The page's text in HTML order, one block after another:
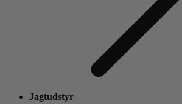
Jagtudstyr